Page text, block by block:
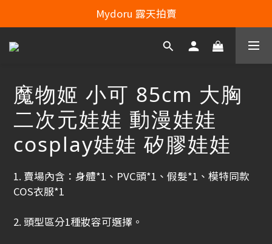
Line：mydoru2020   Line Officiel ：@703feias
Mydoru 露天拍賣
Line：mydoru2020   Line Officiel ：@703feias
魔物姬 小可 85cm 大胸
二次元娃娃 動漫娃娃
cosplay娃娃 矽膠娃娃
1. 賣場內含：身體*1、PVC頭*1、假髮*1、模特同款
COS衣服*1
2. 頭型區分1種妝容可選擇。